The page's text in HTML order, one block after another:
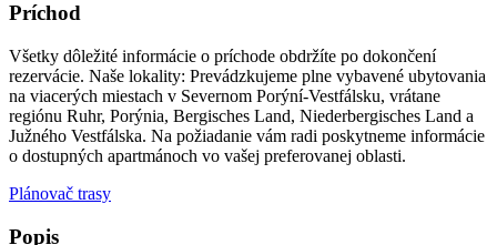
Príchod
Všetky dôležité informácie o príchode obdržíte po dokončení
rezervácie. Naše lokality: Prevádzkujeme plne vybavené ubytovania
na viacerých miestach v Severnom Porýní-Vestfálsku, vrátane
regiónu Ruhr, Porýnia, Bergisches Land, Niederbergisches Land a
Južného Vestfálska. Na požiadanie vám radi poskytneme informácie
o dostupných apartmánoch vo vašej preferovanej oblasti.
Plánovač trasy
Popis